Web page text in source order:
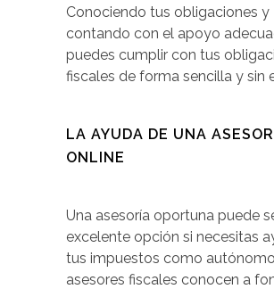
Conociendo tus obligaciones y
contando con el apoyo
puedes cumplir con tus
fiscales de forma sencilla y sin
LA AYUDA DE UNA
ONLINE
Una asesoría oportuna puede
excelente opción si necesitas
tus impuestos como
asesores fiscales conocen a